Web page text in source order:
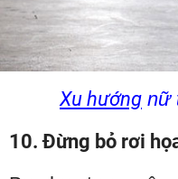
Xu hướng nữ
10. Đừng bỏ rơi